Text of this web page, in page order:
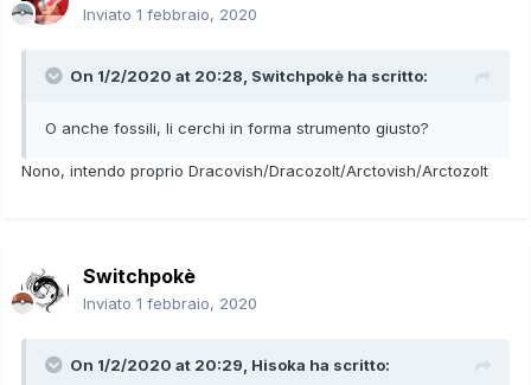
Inviato 1 febbraio, 2020
On 1/2/2020 at 20:28, Switchpokè ha scritto:
O anche fossili, li cerchi in forma strumento giusto?
Nono, intendo proprio Dracovish/Dracozolt/Arctovish/Arctozolt
Switchpokè
Inviato 1 febbraio, 2020
On 1/2/2020 at 20:29, Hisoka ha scritto: